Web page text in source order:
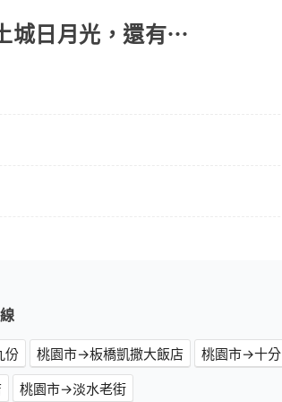
，讓您的旅程更加輕鬆自在。
城日月光，還有⋯
份 桃園市→板橋凱撒大飯店 桃園市→十分
桃園市→淡水老街